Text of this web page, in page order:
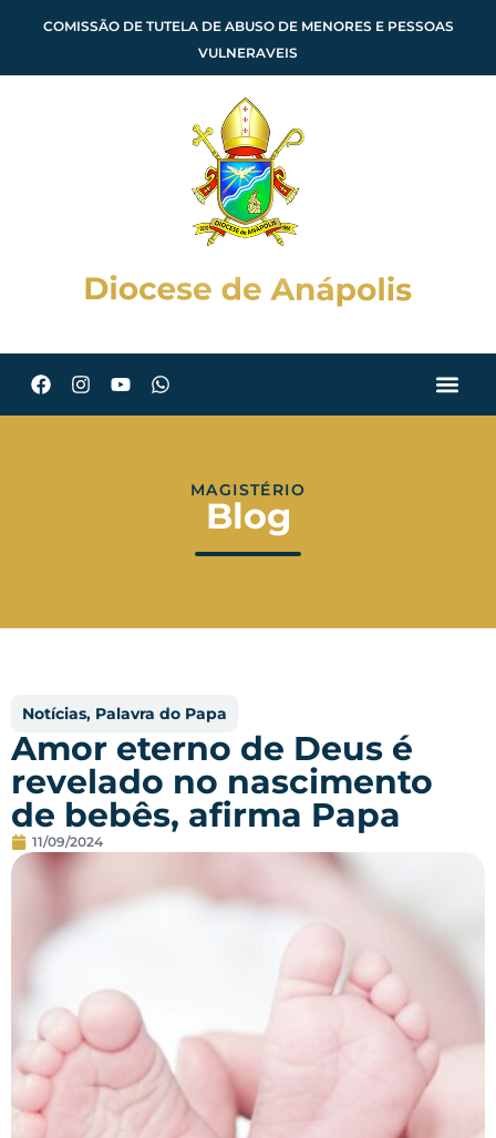
COMISSÃO DE TUTELA DE ABUSO DE MENORES E PESSOAS
VULNERAVEIS
MAGISTÉRIO
Blog
Notícias, Palavra do Papa
Amor eterno de Deus é
revelado no nascimento
de bebês, afirma Papa
11/09/2024